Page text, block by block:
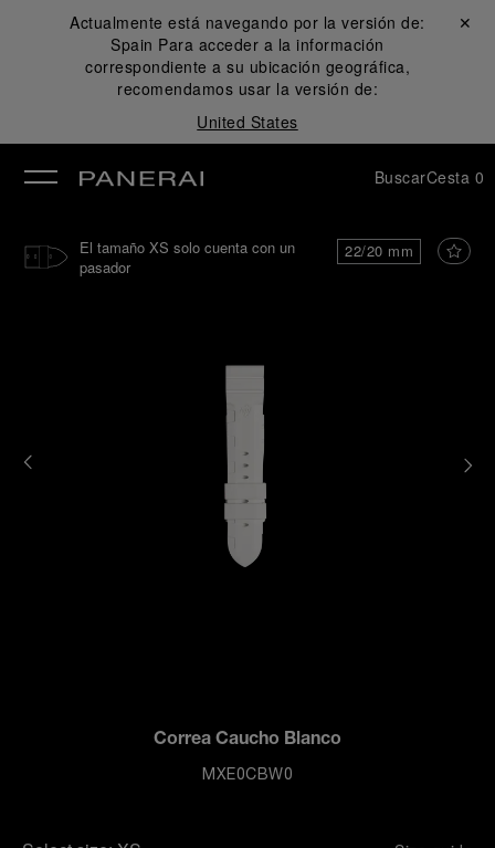
Actualmente está navegando por la versión de:
Spain Para acceder a la información
correspondiente a su ubicación geográfica,
recomendamos usar la versión de:
United States
Cerrar ✕
BuscarCesta 0
22/20 mm
El tamaño XS solo cuenta con un
pasador
Correa Caucho Blanco
MXE0CBW0